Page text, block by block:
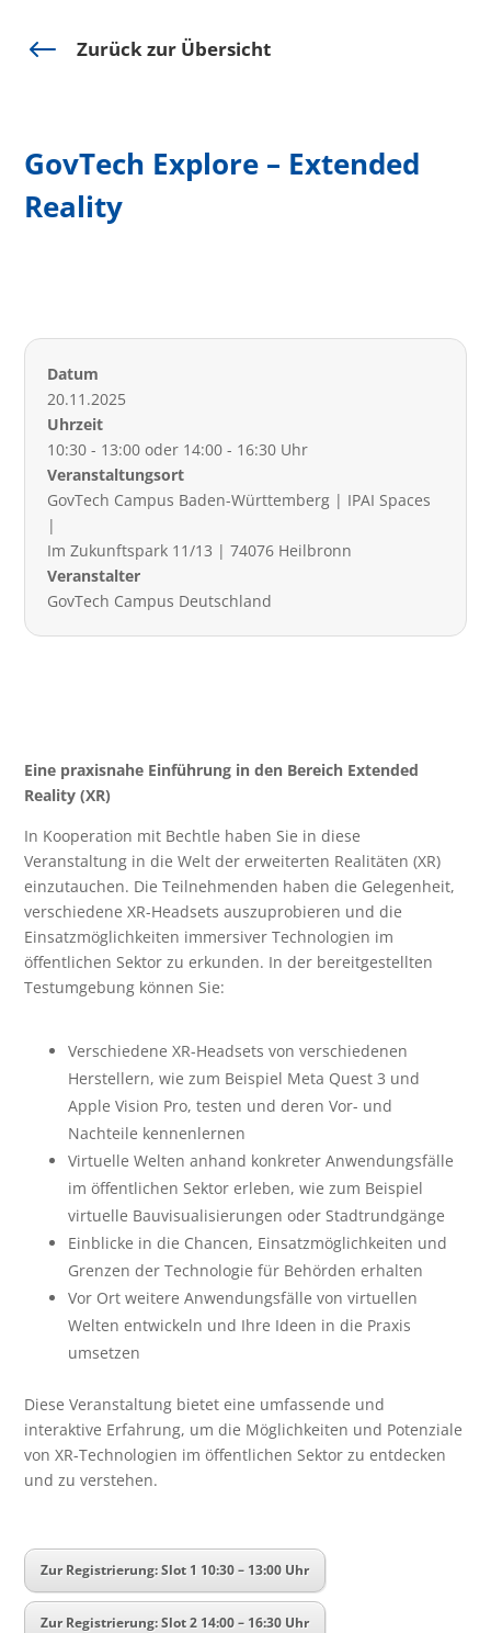
# Zurück zur Übersicht
GovTech Explore – Extended
Reality
Datum
20.11.2025
Uhrzeit
10:30 - 13:00 oder 14:00 - 16:30 Uhr
Veranstaltungsort
GovTech Campus Baden-Württemberg | IPAI Spaces
|
Im Zukunftspark 11/13 | 74076 Heilbronn
Veranstalter
GovTech Campus Deutschland
Eine praxisnahe Einführung in den Bereich Extended
Reality (XR)
In Kooperation mit Bechtle haben Sie in diese
Veranstaltung in die Welt der erweiterten Realitäten (XR)
einzutauchen. Die Teilnehmenden haben die Gelegenheit,
verschiedene XR-Headsets auszuprobieren und die
Einsatzmöglichkeiten immersiver Technologien im
öffentlichen Sektor zu erkunden. In der bereitgestellten
Testumgebung können Sie:
Verschiedene XR-Headsets von verschiedenen
Herstellern, wie zum Beispiel Meta Quest 3 und
Apple Vision Pro, testen und deren Vor- und
Nachteile kennenlernen
Virtuelle Welten anhand konkreter Anwendungsfälle
im öffentlichen Sektor erleben, wie zum Beispiel
virtuelle Bauvisualisierungen oder Stadtrundgänge
Einblicke in die Chancen, Einsatzmöglichkeiten und
Grenzen der Technologie für Behörden erhalten
Vor Ort weitere Anwendungsfälle von virtuellen
Welten entwickeln und Ihre Ideen in die Praxis
umsetzen
Diese Veranstaltung bietet eine umfassende und
interaktive Erfahrung, um die Möglichkeiten und Potenziale
von XR-Technologien im öffentlichen Sektor zu entdecken
und zu verstehen.
Zur Registrierung: Slot 1 10:30 – 13:00 Uhr
Zur Registrierung: Slot 2 14:00 – 16:30 Uhr